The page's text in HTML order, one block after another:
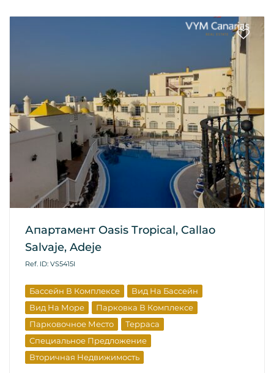
Апартамент Oasis Tropical, Callao
Salvaje, Adeje
Ref. ID: VS5415I
Бассейн В Комплексе
Вид На Бассейн
Вид На Море
Парковка В Комплексе
Парковочное Место
Терраса
Специальное Предложение
Вторичная Недвижимость